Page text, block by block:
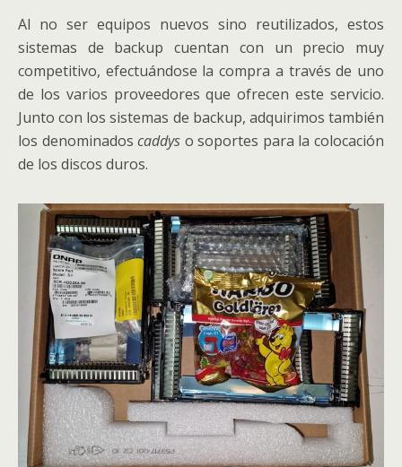
Al no ser equipos nuevos sino reutilizados, estos
sistemas de backup cuentan con un precio muy
competitivo, efectuándose la compra a través de uno
de los varios proveedores que ofrecen este servicio.
Junto con los sistemas de backup, adquirimos también
los denominadoscaddys o soportes para la colocación
de los discos duros.